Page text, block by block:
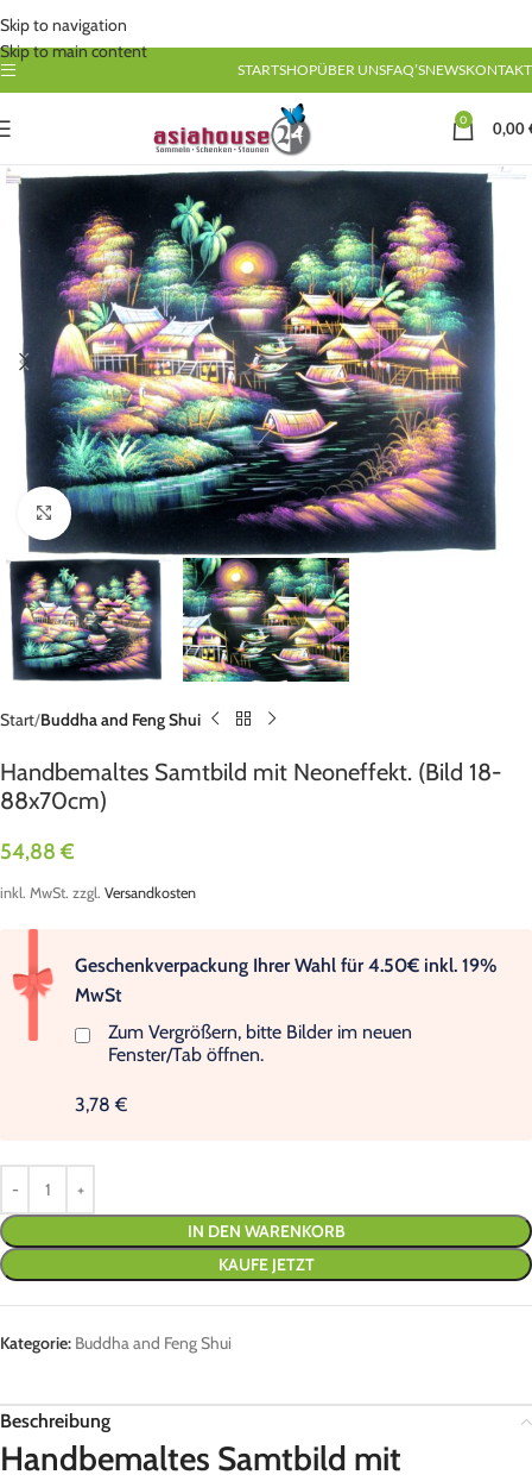
Skip to navigation
Skip to main content
STARTSHOPÜBER UNSFAQ’SNEWSKONTAKT
0 0,00
Click to enlarge
Start Buddha and Feng Shui
Handbemaltes Samtbild mit Neoneffekt. (Bild 18-
88x70cm)
54,88€
inkl. MwSt. zzgl. Versandkosten
Geschenkverpackung Ihrer Wahl für 4.50€ inkl. 19%
MwSt
Zum Vergrößern, bitte Bilder im neuen
Fenster/Tab öffnen.
3,78 €
IN DEN WARENKORB
KAUFE JETZT
Kategorie: Buddha and Feng Shui
Beschreibung
Handbemaltes Samtbild mit